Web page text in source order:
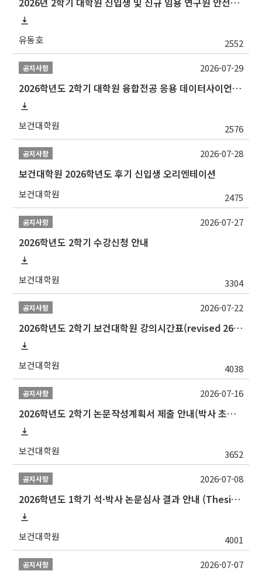
유동호 2552
공지사항
2026학년도 2학기 대학원 융합전공 응용 데이터사이언스 선발 계획 알림
보건대학원 2576
2026-07-29
공지사항
보건대학원 2026학년도 후기 신입생 오리엔테이션
보건대학원 2475
2026-07-28
공지사항
2026학년도 2학기 수강신청 안내
보건대학원 3304
2026-07-27
공지사항
2026학년도 2학기 보건대학원 강의시간표(revised 260803)(2026 2nd SEMESTER SNU GSPH TIMETABLE)
보건대학원 4038
2026-07-22
공지사항
2026학년도 2학기 논문작성계획서 제출 안내(박사 초심 일정 포함)_Thesis Proposal
보건대학원 3652
2026-07-16
공지사항
2026학년도 1학기 석·박사 논문심사 결과 안내 (Thesis Defense Result)
보건대학원 4001
2026-07-08
공지사항 2026-07-07